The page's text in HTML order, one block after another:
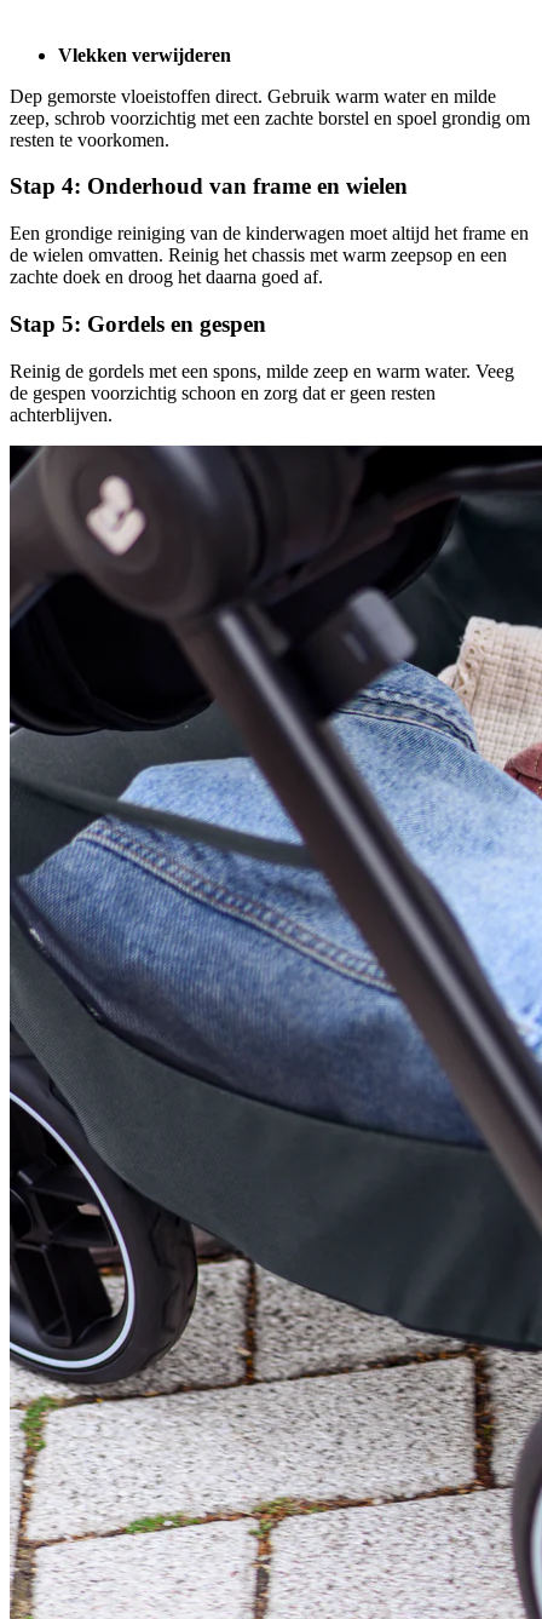
Vlekken verwijderen
Dep gemorste vloeistoffen direct. Gebruik warm water en milde
zeep, schrob voorzichtig met een zachte borstel en spoel grondig om
resten te voorkomen.
Stap 4: Onderhoud van frame en wielen
Een grondige reiniging van de kinderwagen moet altijd het frame en
de wielen omvatten. Reinig het chassis met warm zeepsop en een
zachte doek en droog het daarna goed af.
Stap 5: Gordels en gespen
Reinig de gordels met een spons, milde zeep en warm water. Veeg
de gespen voorzichtig schoon en zorg dat er geen resten
achterblijven.